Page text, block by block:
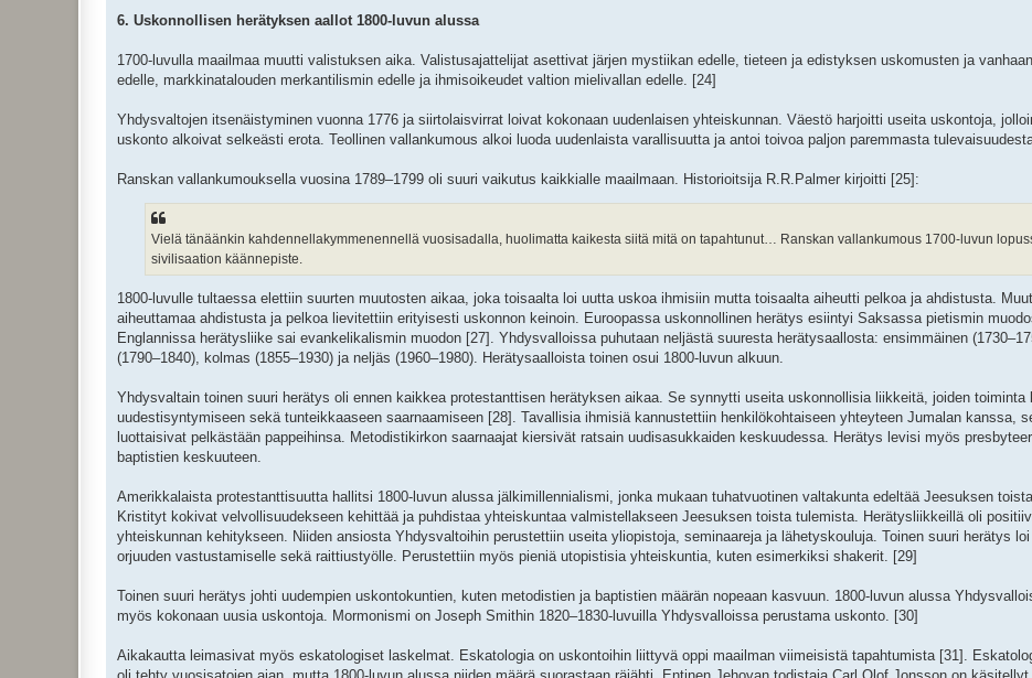
6. Uskonnollisen herätyksen aallot 1800-luvun alussa
1700-luvulla maailmaa muutti valistuksen aika. Valistusajattelijat asettivat järjen mystiikan edelle, tieteen ja edistyksen uskomusten ja
edelle, markkinatalouden merkantilismin edelle ja ihmisoikeudet valtion mielivallan edelle. [24]
Yhdysvaltojen itsenäistyminen vuonna 1776 ja siirtolaisvirrat loivat kokonaan uudenlaisen yhteiskunnan. Väestö harjoitti useita uskontoja,
uskonto alkoivat selkeästi erota. Teollinen vallankumous alkoi luoda uudenlaista varallisuutta ja antoi toivoa paljon paremmasta
Ranskan vallankumouksella vuosina 1789–1799 oli suuri vaikutus kaikkialle maailmaan. Historioitsija R.R.Palmer kirjoitti [25]:
Vielä tänäänkin kahdennellakymmenennellä vuosisadalla, huolimatta kaikesta siitä mitä on tapahtunut… Ranskan vallankumous 1700-luvun
sivilisaation käännepiste.
1800-luvulle tultaessa elettiin suurten muutosten aikaa, joka toisaalta loi uutta uskoa ihmisiin mutta toisaalta aiheutti pelkoa ja ahdistusta.
aiheuttamaa ahdistusta ja pelkoa lievitettiin erityisesti uskonnon keinoin. Euroopassa uskonnollinen herätys esiintyi Saksassa pietismin
Englannissa herätysliike sai evankelikalismin muodon [27]. Yhdysvalloissa puhutaan neljästä suuresta herätysaallosta: ensimmäinen
(1790–1840), kolmas (1855–1930) ja neljäs (1960–1980). Herätysaalloista toinen osui 1800-luvun alkuun.
Yhdysvaltain toinen suuri herätys oli ennen kaikkea protestanttisen herätyksen aikaa. Se synnytti useita uskonnollisia liikkeitä, joiden toiminta
uudestisyntymiseen sekä tunteikkaaseen saarnaamiseen [28]. Tavallisia ihmisiä kannustettiin henkilökohtaiseen yhteyteen Jumalan kanssa,
luottaisivat pelkästään pappeihinsa. Metodistikirkon saarnaajat kiersivät ratsain uudisasukkaiden keskuudessa. Herätys levisi myös
baptistien keskuuteen.
Amerikkalaista protestanttisuutta hallitsi 1800-luvun alussa jälkimillennialismi, jonka mukaan tuhatvuotinen valtakunta edeltää Jeesuksen
Kristityt kokivat velvollisuudekseen kehittää ja puhdistaa yhteiskuntaa valmistellakseen Jeesuksen toista tulemista. Herätysliikkeillä oli
yhteiskunnan kehitykseen. Niiden ansiosta Yhdysvaltoihin perustettiin useita yliopistoja, seminaareja ja lähetyskouluja. Toinen suuri herätys
orjuuden vastustamiselle sekä raittiustyölle. Perustettiin myös pieniä utopistisia yhteiskuntia, kuten esimerkiksi shakerit. [29]
Toinen suuri herätys johti uudempien uskontokuntien, kuten metodistien ja baptistien määrän nopeaan kasvuun. 1800-luvun alussa
myös kokonaan uusia uskontoja. Mormonismi on Joseph Smithin 1820–1830-luvuilla Yhdysvalloissa perustama uskonto. [30]
Aikakautta leimasivat myös eskatologiset laskelmat. Eskatologia on uskontoihin liittyvä oppi maailman viimeisistä tapahtumista [31].